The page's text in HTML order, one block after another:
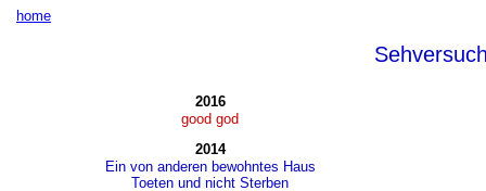
home
2016
good god
2014
Ein von anderen bewohntes Haus
Toeten und nicht Sterben